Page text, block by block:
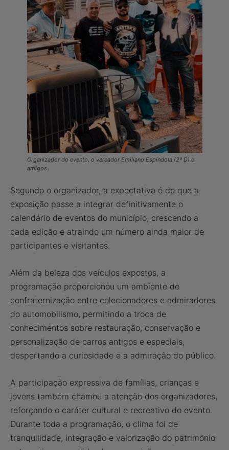
Organizador do evento, o vereador Emiliano Espíndola(2º D) e
amigos
Segundo o organizador, a expectativa é de que a
exposição passe a integrar definitivamente o
calendário de eventos do município, crescendo a
cada edição e atraindo um número ainda maior de
participantes e visitantes.
Além da beleza dos veículos expostos, a
programação proporcionou um ambiente de
confraternização entre colecionadores e admiradores
do automobilismo, permitindo a troca de
conhecimentos sobre restauração, conservação e
personalização de carros antigos e especiais,
despertando a curiosidade e a admiração do público.
A participação expressiva de famílias, crianças e
jovens também chamou a atenção dos organizadores,
reforçando o caráter cultural e recreativo do evento.
Durante toda a programação, o clima foi de
tranquilidade, integração e valorização do patrimônio